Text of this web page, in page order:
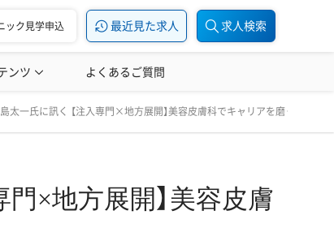
ック見学申込 最近見た求人 求人検索
ンツ
療の転職お役立ち記事 美容医療辞典
よくあるご質問
太一氏に訊く 【注入専門×地方展開】美容皮膚科でキャリアを磨く｜カジ
×地方展開】美容皮膚
カジュアルクリニックの挑戦